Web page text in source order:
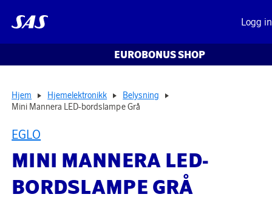
Logg in
EUROBONUS SHOP
Hjem Hjemelektronikk
Belysning
Mini Mannera LED-bordslampe Grå
EGLO
MINI MANNERA LED-
BORDSLAMPE GRÅ